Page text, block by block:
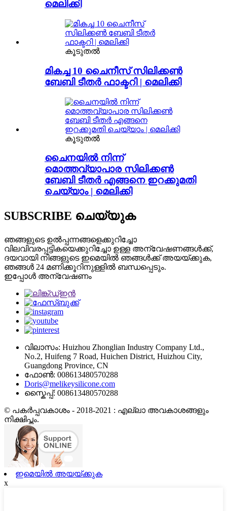
മെലിക്കി
കൂടുതൽ
മികച്ച 10 ചൈനീസ് സിലിക്കൺ
ബേബി ടീതർ ഫാക്ടറി | മെലിക്കി
കൂടുതൽ
ചൈനയിൽ നിന്ന്
മൊത്തവ്യാപാര സിലിക്കൺ
ബേബി ടീതർ എങ്ങനെ ഇറക്കുമതി
ചെയ്യാം | മെലിക്കി
SUBSCRIBE ചെയ്യുക
ഞങ്ങളുടെ ഉൽപ്പന്നങ്ങളെക്കുറിച്ചോ
വിലവിവരപ്പട്ടികയെക്കുറിച്ചോ ഉള്ള അന്വേഷണങ്ങൾക്ക്,
ദയവായി നിങ്ങളുടെ ഇമെയിൽ ഞങ്ങൾക്ക് അയയ്ക്കുക,
ഞങ്ങൾ 24 മണിക്കൂറിനുള്ളിൽ ബന്ധപ്പെടും.
ഇപ്പോൾ അന്വേഷണം
വിലാസം: Huizhou Zhonglian Industry Company Ltd.,
No.2, Huifeng 7 Road, Huichen District, Huizhou City,
Guangdong Province, CN
ഫോൺ: 008613480570288
Doris@melikeysilicone.com
സ്കൈപ്പ്: 008613480570288
© പകർപ്പവകാശം - 2018-2021 : എല്ലാ അവകാശങ്ങളും
നിക്ഷിപ്തം.
ഇമെയിൽ അയയ്ക്കുക
x